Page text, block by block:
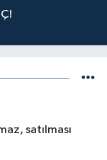
satılması